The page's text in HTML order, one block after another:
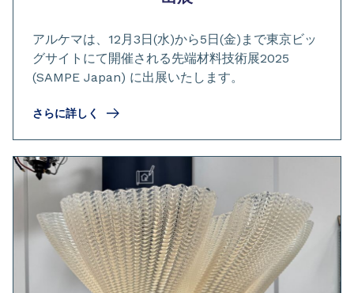
アルケマは、12月3日(水)から5日(金)まで東京ビッ
グサイトにて開催される先端材料技術展2025
(SAMPE Japan) に出展いたします。
さらに詳しく